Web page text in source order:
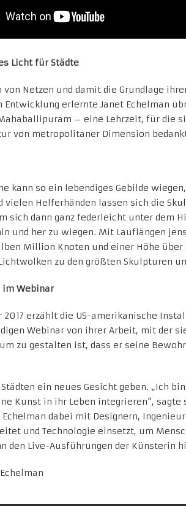
Licht für Städte
von Netzen und damit die Grundlage
Entwicklung erlernte Janet Echelman
– eine Lehrzeit, für die
von metropolitaner Dimension
kann so ein lebendiges Gebilde
vielen Helferhänden lassen sich die
sich dann ganz federleicht unter dem
und her zu wiegen. Mit Lauflängen
Million Knoten und einer Höhe über
zu den größten Skulpturen
Webinar
2017 erzählt die US-amerikanische
Webinar von ihrer Arbeit, mit der
zu gestalten ist, dass er seine
ein neues Gesicht geben. „Ich
Kunst in ihr Leben integrieren“,
dabei mit Designern,
und Technologie einsetzt, um
den Live-Ausführungen der Künsterin